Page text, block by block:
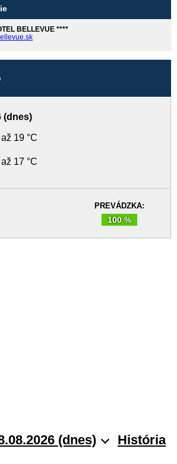
BELLEVUE ****
(dnes)
19 °C
17 °C
PREVÁDZKA:
100 %
(dnes)
História